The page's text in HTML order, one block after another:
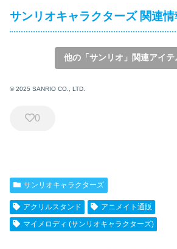
サンリオキャラクターズ 関連情
他の「サンリオ」関連アイテ
© 2025 SANRIO CO., LTD.
0
サンリオキャラクターズ
アクリルスタンド
アニメイト通販
マイメロディ (サンリオキャラクターズ)